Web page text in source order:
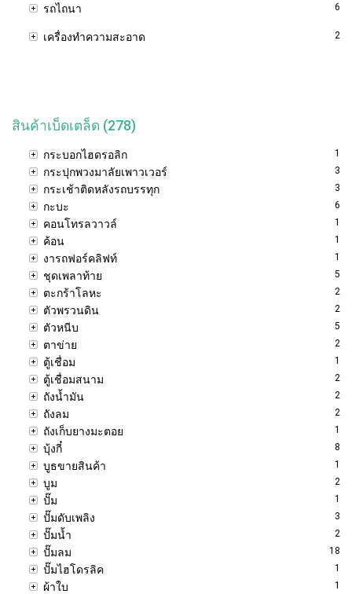
รถไถนา 6
เครื่องทำความสะอาด 2
สินค้าเบ็ดเตล็ด (278)
กระบอกไฮดรอลิก 1
กระปุกพวงมาลัยเพาวเวอร์ 3
กระเช้าติดหลังรถบรรทุก 3
กะบะ 6
คอนโทรลวาวล์ 1
ค้อน 1
งารถฟอร์คลิฟท์ 1
ชุดเพลาท้าย 5
ตะกร้าโลหะ 2
ตัวพรวนดิน 2
ตัวหนีบ 5
ตาข่าย 2
ตู้เชื่อม 1
ตู้เชื่อมสนาม 2
ถังน้ำมัน 2
ถังลม 2
ถังเก็บยางมะตอย 1
บุ้งกี๋ 8
บูธขายสินค้า 1
บูม 2
ปั๊ม 1
ปั๊มดับเพลิง 3
ปั๊มน้ำ 2
ปั๊มลม 18
ปั๊มไฮโดรลิค 1
ผ้าใบ 1